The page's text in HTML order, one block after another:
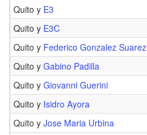
Quito y E3
Quito y E3C
Quito y Federico Gonzalez Suarez
Quito y Gabino Padilla
Quito y Giovanni Guerini
Quito y Isidro Ayora
Quito y Jose Maria Urbina